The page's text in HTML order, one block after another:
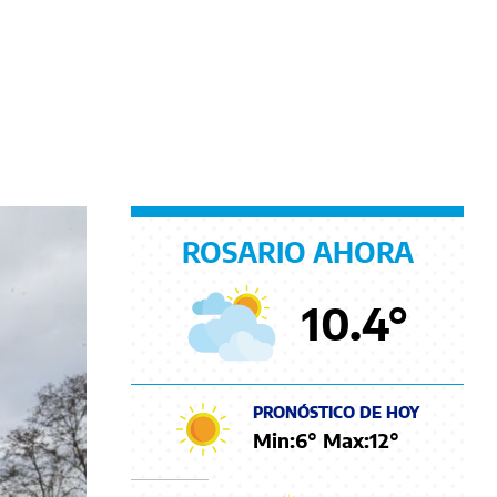
ROSARIO AHORA
10.4°
PRONÓSTICO DE HOY
Min:6° Max:12°